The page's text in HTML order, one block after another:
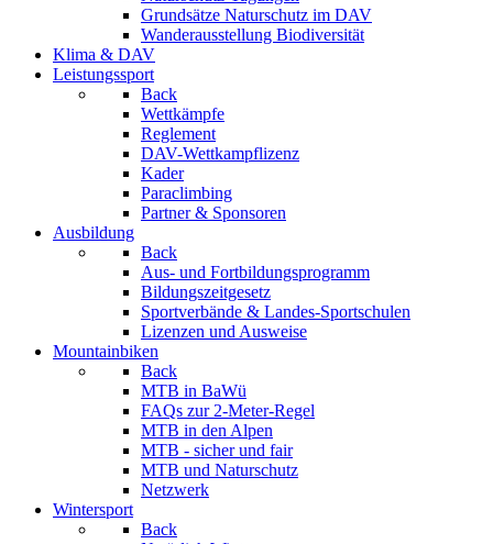
Grundsätze Naturschutz im DAV
Wanderausstellung Biodiversität
Klima & DAV
Leistungssport
Back
Wettkämpfe
Reglement
DAV-Wettkampflizenz
Kader
Paraclimbing
Partner & Sponsoren
Ausbildung
Back
Aus- und Fortbildungsprogramm
Bildungszeitgesetz
Sportverbände & Landes-Sportschulen
Lizenzen und Ausweise
Mountainbiken
Back
MTB in BaWü
FAQs zur 2-Meter-Regel
MTB in den Alpen
MTB - sicher und fair
MTB und Naturschutz
Netzwerk
Wintersport
Back